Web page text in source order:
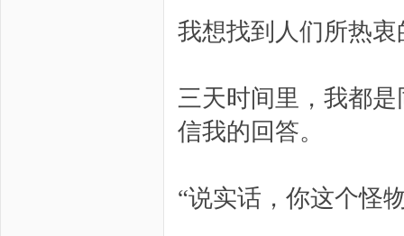
我想找到人们所热
三天时间里，我都
信我的回答。
“说实话，你这个怪